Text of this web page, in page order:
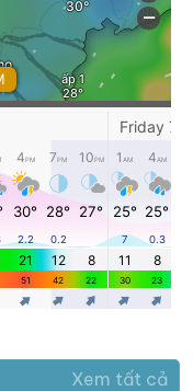
Xem tất cả